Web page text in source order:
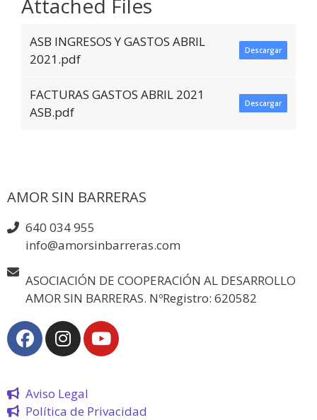
Attached Files
ASB INGRESOS Y GASTOS ABRIL
2021.pdf
Descargar
FACTURAS GASTOS ABRIL 2021
ASB.pdf
Descargar
AMOR SIN BARRERAS
640 034 955
info@amorsinbarreras.com
ASOCIACIÓN DE COOPERACIÓN AL DESARROLLO
AMOR SIN BARRERAS. NºRegistro: 620582
Aviso Legal
Política de Privacidad